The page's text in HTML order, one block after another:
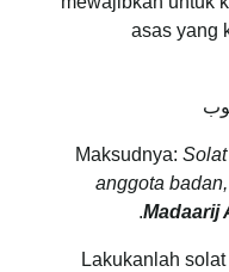
asas yang
Maksudnya:
anggota
Madaarij
.
Lakukanlah